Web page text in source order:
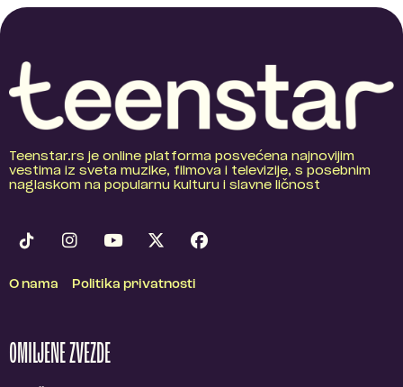
Teenstar.rs je online platforma posvećena najnovijim
vestima iz sveta muzike, filmova i televizije, s posebnim
naglaskom na popularnu kulturu i slavne ličnost
O nama Politika privatnosti
OMILJENE ZVEZDE